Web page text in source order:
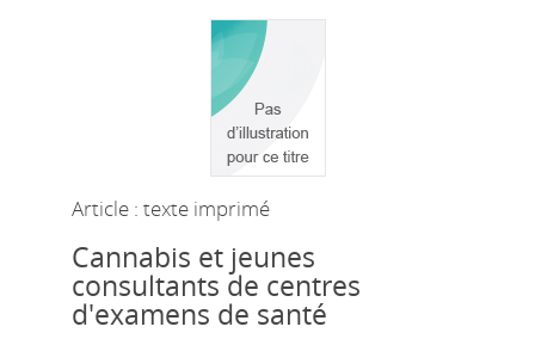
Article : texte imprimé
Cannabis et jeunes
consultants de centres
d'examens de santé